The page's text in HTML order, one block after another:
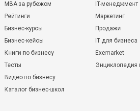
MBA за рубежом
Рейтинги
Бизнес-курсы
Бизнес-кейсы
Книги по бизнесу
Тесты
Видео по бизнесу
Каталог бизнес-школ
IT-менеджмент
Маркетинг
Продажи
IT для бизнеса
Exemarket
Энциклопедия